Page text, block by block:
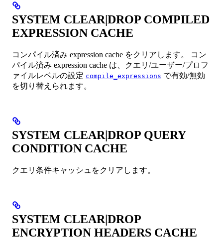
SYSTEM CLEAR|DROP COMPILED
EXPRESSION CACHE
コンパイル済み expression cache をクリアします。 コン
パイル済み expression cache は、クエリ/ユーザー/プロフ
ァイルレベルの設定 compile_expressions で有効/無効
を切り替えられます。
SYSTEM CLEAR|DROP QUERY
CONDITION CACHE
クエリ条件キャッシュをクリアします。
SYSTEM CLEAR|DROP
ENCRYPTION HEADERS CACHE